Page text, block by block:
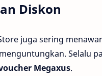
Diskon
juga sering
Selalu
Megaxus.